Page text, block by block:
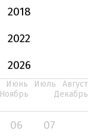
2018
2022
2026
Июнь Июль Август
Ноябрь Декабрь
06
07